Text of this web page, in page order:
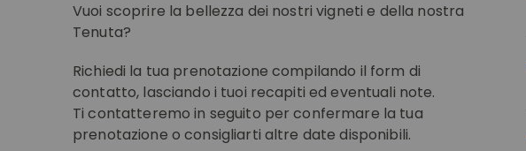
Vuoi scoprire la bellezza dei nostri vigneti e della nostra
Tenuta?
Richiedi la tua prenotazione compilando il form di
contatto, lasciando i tuoi recapiti ed eventuali note.
Ti contatteremo in seguito per confermare la tua
prenotazione o consigliarti altre date disponibili.